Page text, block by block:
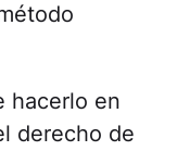
hacerlo en
derecho de